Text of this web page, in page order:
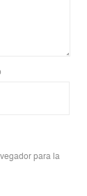
para la